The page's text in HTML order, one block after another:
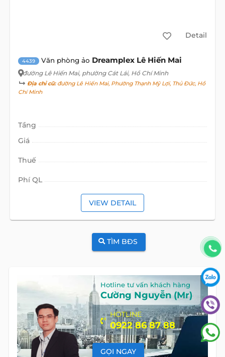
Detail
4439 Văn phòng ảo Dreamplex Lê Hiến Mai
đường Lê Hiến Mai, phường Cát Lái, Hồ Chí Minh
Địa chỉ cũ:đường Lê Hiến Mai, Phường Thạnh Mỹ Lợi, Thủ Đức, Hồ
Chí Minh
Tầng
Giá
Thuế
Phí QL
VIEW DETAIL
TÌM BĐS
Hotline tư vấn khách hàng
Cường Nguyễn (Mr)
HOTLINE
0922 86 87 88
GỌI NGAY